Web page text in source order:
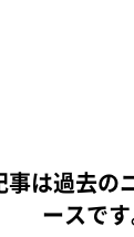
事は過去の
ースです